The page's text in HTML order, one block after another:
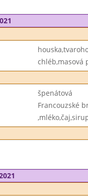
chléb,masová
špenátová
Francouzské